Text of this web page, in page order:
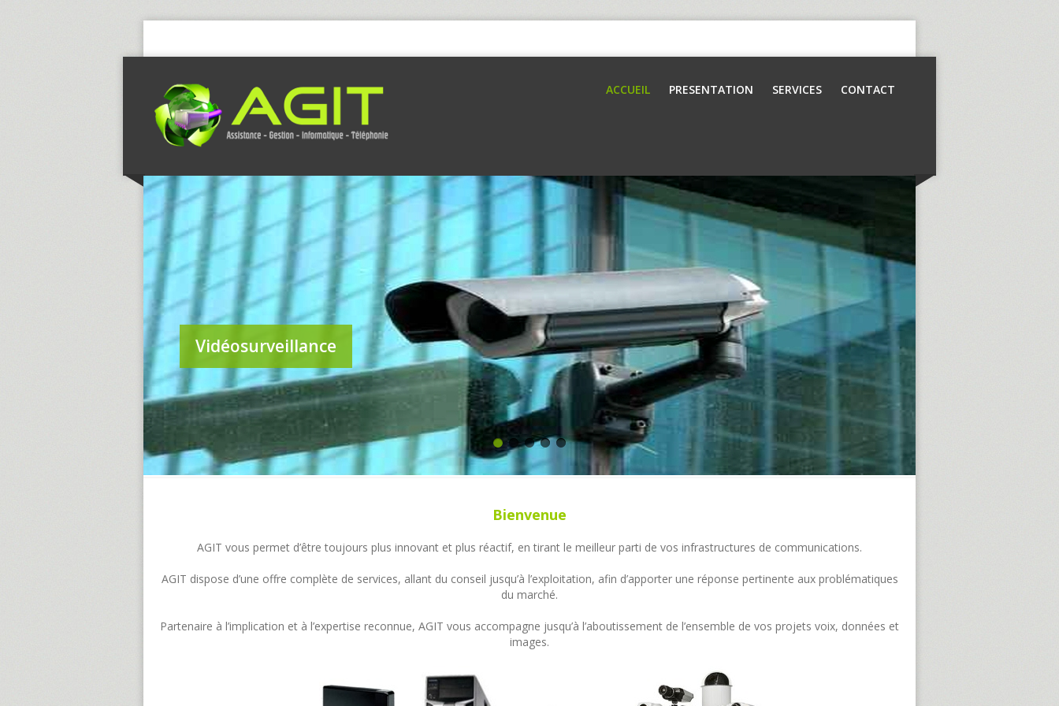
ACCUEIL PRESENTATION SERVICES CONTACT
Vidéosurveillance
Bienvenue
AGIT vous permet d’être toujours plus innovant et plus réactif, en tirant le meilleur parti de vos infrastructures de communications.
AGIT dispose d’une offre complète de services, allant du conseil jusqu’à l’exploitation, afin d’apporter une réponse pertinente aux problématiques
du marché.
Partenaire à l’implication et à l’expertise reconnue, AGIT vous accompagne jusqu’à l’aboutissement de l’ensemble de vos projets voix, données et
images.